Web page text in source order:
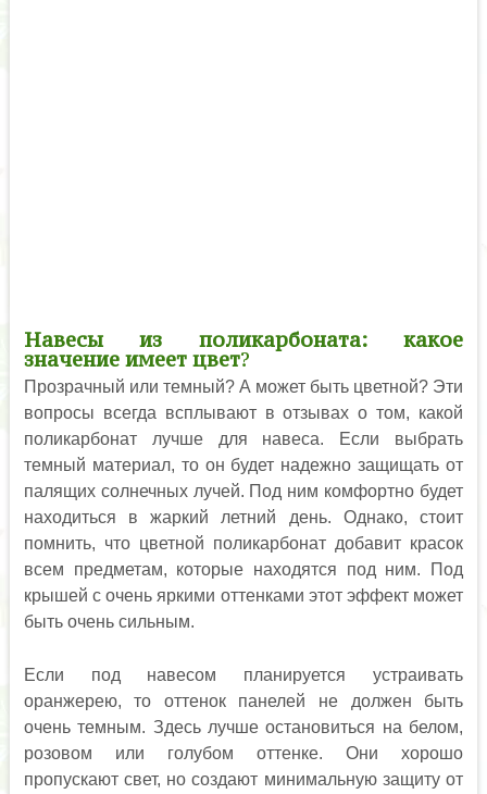
Навесы из поликарбоната: какое
значение имеет цвет?
Прозрачный или темный? А может быть цветной? Эти
вопросы всегда всплывают в отзывах о том, какой
поликарбонат лучше для навеса. Если выбрать
темный материал, то он будет надежно защищать от
палящих солнечных лучей. Под ним комфортно будет
находиться в жаркий летний день. Однако, стоит
помнить, что цветной поликарбонат добавит красок
всем предметам, которые находятся под ним. Под
крышей с очень яркими оттенками этот эффект может
быть очень сильным.
Если под навесом планируется устраивать
оранжерею, то оттенок панелей не должен быть
очень темным. Здесь лучше остановиться на белом,
розовом или голубом оттенке. Они хорошо
пропускают свет, но создают минимальную защиту от